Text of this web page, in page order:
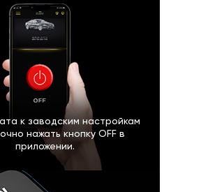
к заводским настройкам
нажать кнопку OFF в
приложении.